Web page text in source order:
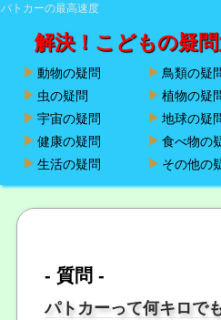
パトカーの最高速度
解決！こどもの疑
動物の疑問 鳥類の疑
虫の疑問
植物の疑
宇宙の疑問
地球の疑
健康の疑問
食べ物の
生活の疑問
その他の
- 質問 -
パトカーって何キロで